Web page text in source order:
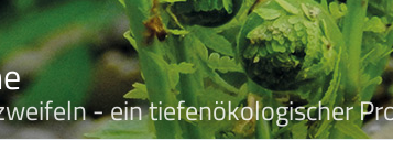
- ein tiefenökologischer